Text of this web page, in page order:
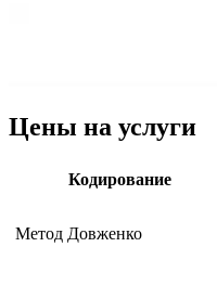
Цены на услуги
Кодирование
Метод Довженко